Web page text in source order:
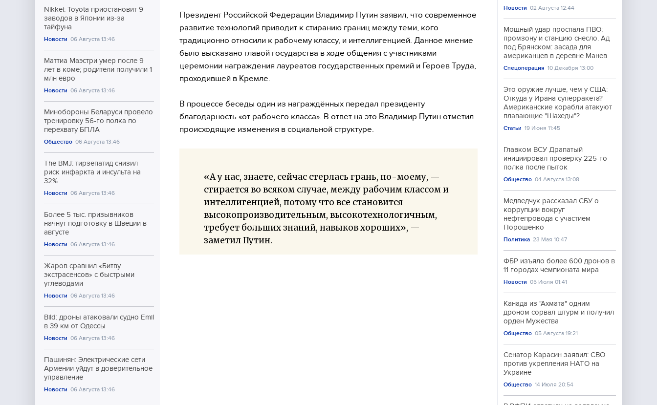
Nikkei: Toyota приостановит 9
заводов в Японии из-за
тайфуна
Новости 06 Августа 13:46
Маттиа Маэстри умер после 9
лет в коме; родители получили 1
млн евро
Новости 06 Августа 13:46
Минобороны Беларуси провело
тренировку 56-го полка по
перехвату БПЛА
Общество 06 Августа 13:46
The BMJ: тирзепатид снизил
риск инфаркта и инсульта на
32%
Новости 06 Августа 13:46
Более 5 тыс. призывников
начнут подготовку в Швеции в
августе
Новости 06 Августа 13:46
Жаров сравнил «Битву
экстрасенсов» с быстрыми
углеводами
Новости 06 Августа 13:46
Bild: дроны атаковали судно Emil
в 39 км от Одессы
Новости 06 Августа 13:46
Пашинян: Электрические сети
Армении уйдут в доверительное
управление
Новости 06 Августа 13:46
Президент Российской Федерации Владимир Путин заявил, что современное
развитие технологий приводит к стиранию границ между теми, кого
традиционно относили к рабочему классу, и интеллигенцией. Данное мнение
было высказано главой государства в ходе общения с участниками
церемонии награждения лауреатов государственных премий и Героев Труда,
проходившей в Кремле.
В процессе беседы один из награждённых передал президенту
благодарность «от рабочего класса». В ответ на это Владимир Путин отметил
происходящие изменения в социальной структуре.
«А у нас, знаете, сейчас стерлась грань, по-моему, —
стирается во всяком случае, между рабочим классом и
интеллигенцией, потому что все становится
высокопроизводительным, высокотехнологичным,
требует больших знаний, навыков хороших», —
заметил Путин.
Новости 02 Августа 12:44
Мощный удар проспала ПВО:
промзону и станцию снесло. Ад
под Брянском: засада для
американцев в деревне Манёв
Спецоперация 10 Декабря 13:00
Это оружие лучше, чем у США:
Откуда у Ирана суперракета?
Американские корабли атакуют
плавающие "Шахеды"?
Статьи 19 Июня 11:45
Главком ВСУ Драпатый
инициировал проверку 225-го
полка после пыток
Общество 04 Августа 13:08
Медведчук рассказал СБУ о
коррупции вокруг
нефтепровода с участием
Порошенко
Политика 23 Мая 10:47
ФБР изъяло более 600 дронов в
11 городах чемпионата мира
Новости 05 Июля 01:41
Канада из "Ахмата" одним
дроном сорвал штурм и получил
орден Мужества
Общество 05 Августа 19:21
Сенатор Карасин заявил: СВО
против укрепления НАТО на
Украине
Общество 14 Июля 20:54